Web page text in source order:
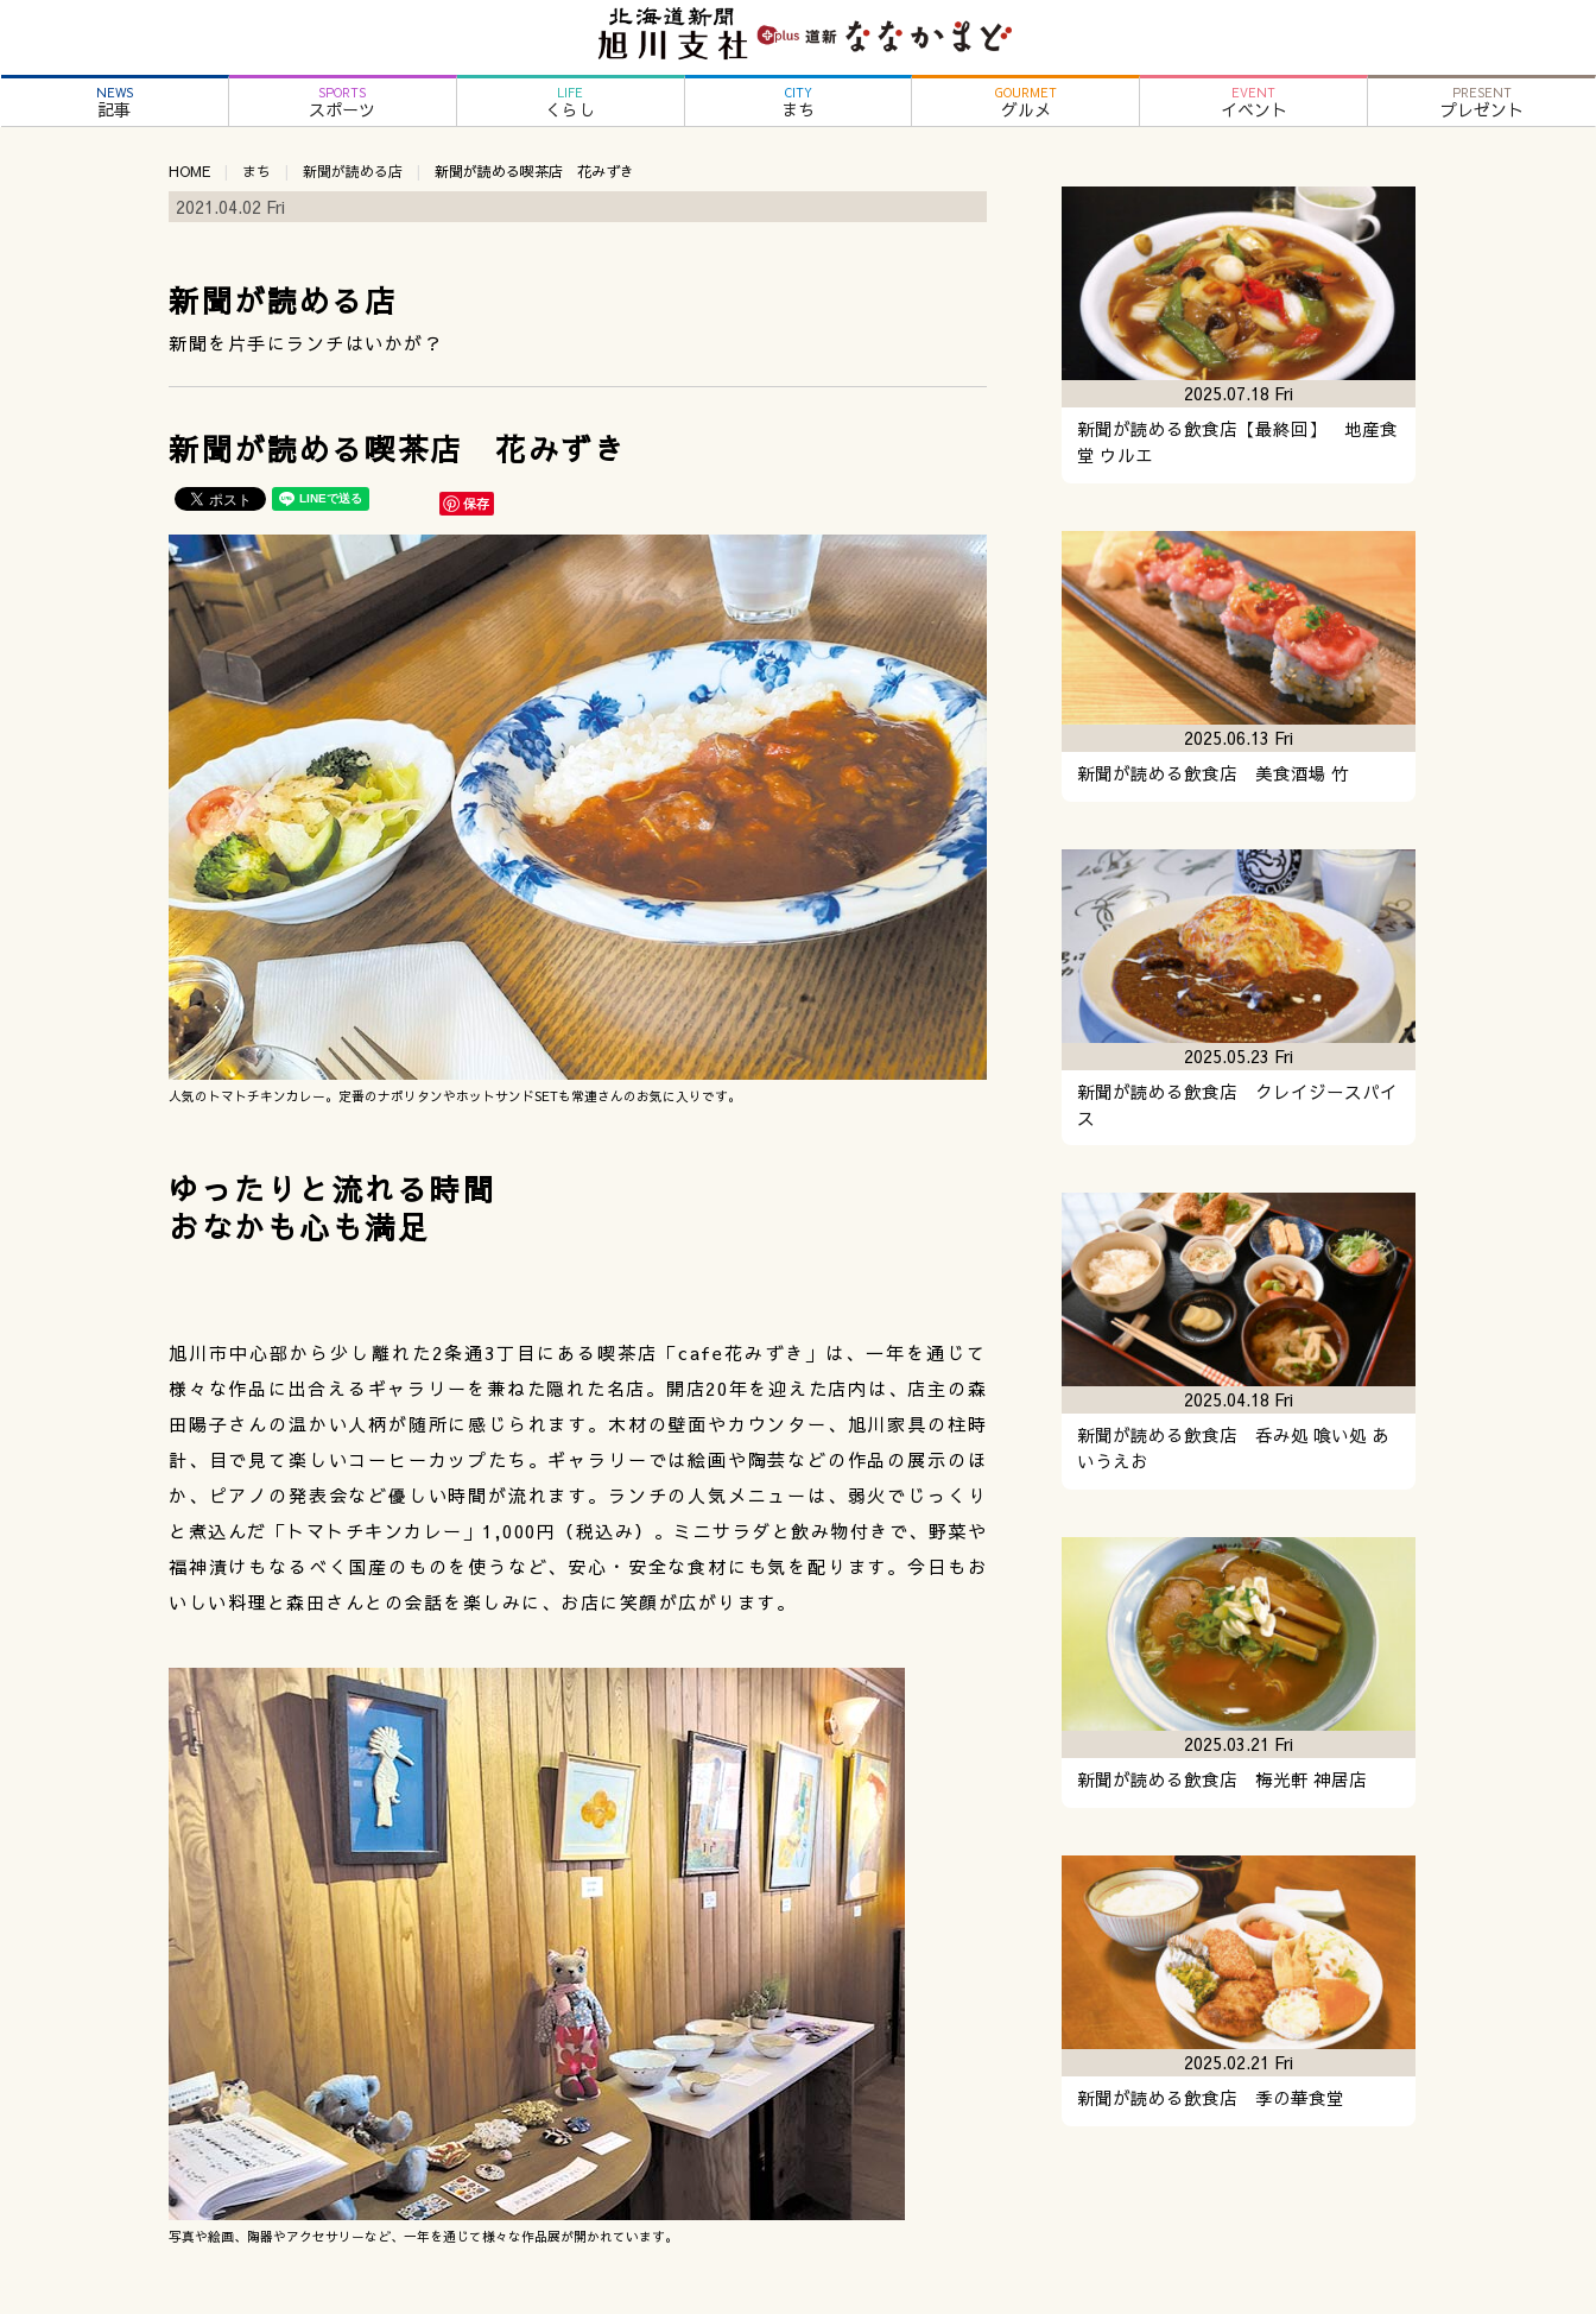
NEWS
記事
SPORTS
スポーツ
LIFE
くらし
CITY
まち
GOURMET
グルメ
EVENT
イベント
PRESENT
プレゼント
HOME まち 新聞が読める店 新聞が読める喫茶店 花みずき
2021.04.02 Fri
新聞が読める店
新聞を片手にランチはいかが？
新聞が読める喫茶店 花みずき
保存
人気のトマトチキンカレー。定番のナポリタンやホットサンドSETも常連さんのお気に入りです。
ゆったりと流れる時間
おなかも心も満足
旭川市中心部から少し離れた2条通3丁目にある喫茶店「cafe花みずき」は、一年を通じて
様々な作品に出合えるギャラリーを兼ねた隠れた名店。開店20年を迎えた店内は、店主の森
田陽子さんの温かい人柄が随所に感じられます。木材の壁面やカウンター、旭川家具の柱時
計、目で見て楽しいコーヒーカップたち。ギャラリーでは絵画や陶芸などの作品の展示のほ
か、ピアノの発表会など優しい時間が流れます。ランチの人気メニューは、弱火でじっくり
と煮込んだ「トマトチキンカレー」1,000円（税込み）。ミニサラダと飲み物付きで、野菜や
福神漬けもなるべく国産のものを使うなど、安心・安全な食材にも気を配ります。今日もお
いしい料理と森田さんとの会話を楽しみに、お店に笑顔が広がります。
写真や絵画、陶器やアクセサリーなど、一年を通じて様々な作品展が開かれています。
新聞が読める飲食店【最終回】 地産食
堂 ウルエ
2025.07.18 Fri
新聞が読める飲食店 美食酒場 竹
2025.06.13 Fri
新聞が読める飲食店 クレイジースパイ
ス
2025.05.23 Fri
新聞が読める飲食店 呑み処 喰い処 あ
いうえお
2025.04.18 Fri
新聞が読める飲食店 梅光軒 神居店
2025.03.21 Fri
新聞が読める飲食店 季の華食堂
2025.02.21 Fri